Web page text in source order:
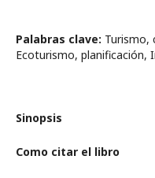
Palabras clave: Turismo,
Ecoturismo, planificación,
Sinopsis
Como citar el libro